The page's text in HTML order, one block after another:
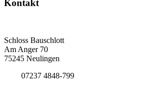
Kontakt
Schloss Bauschlott
Am Anger 70
75245 Neulingen
07237 4848-799